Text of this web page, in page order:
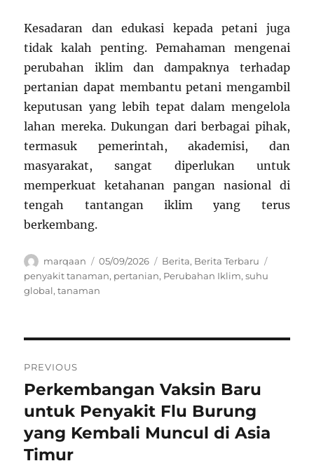
Kesadaran dan edukasi kepada petani juga
tidak kalah penting. Pemahaman mengenai
perubahan iklim dan dampaknya terhadap
pertanian dapat membantu petani mengambil
keputusan yang lebih tepat dalam mengelola
lahan mereka. Dukungan dari berbagai pihak,
termasuk pemerintah, akademisi, dan
masyarakat, sangat diperlukan untuk
memperkuat ketahanan pangan nasional di
tengah tantangan iklim yang terus
berkembang.
Author
marqaan
Posted
on
05/09/2026 Categories
Berita, Berita Terbaru
penyakit tanaman, pertanian, Perubahan Iklim,suhu
global,tanaman
pos
PREVIOUS
Previous
post:
Perkembangan Vaksin Baru
untuk Penyakit Flu Burung
yang Kembali Muncul di Asia
Timur